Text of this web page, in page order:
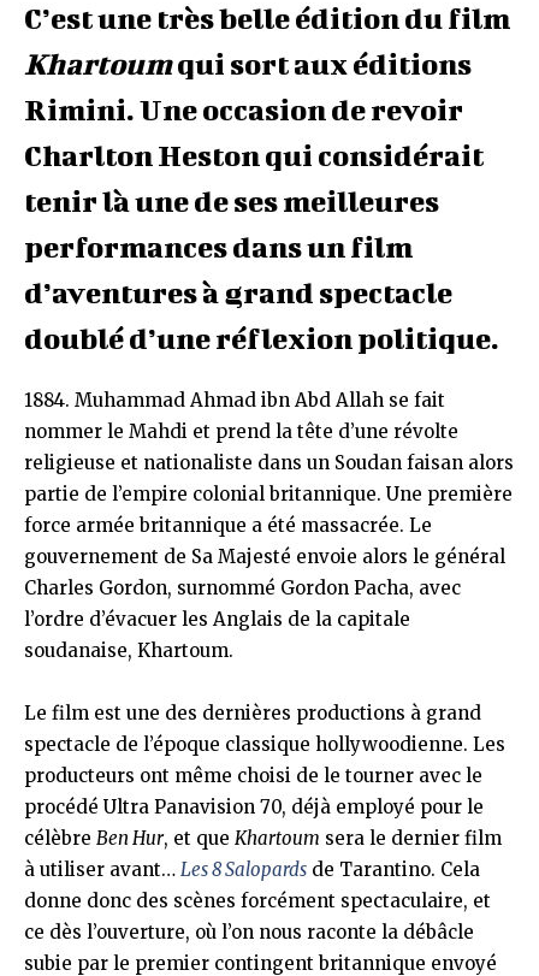
C’est une très belle édition du film
Khartoumqui sort aux éditions
Rimini. Une occasion de revoir
Charlton Heston qui considérait
tenir là une de ses meilleures
performances dans un film
d’aventures à grand spectacle
doublé d’une réflexion politique.
1884. Muhammad Ahmad ibn Abd Allah se fait
nommer le Mahdi et prend la tête d’une révolte
religieuse et nationaliste dans un Soudan faisan alors
partie de l’empire colonial britannique. Une première
force armée britannique a été massacrée. Le
gouvernement de Sa Majesté envoie alors le général
Charles Gordon, surnommé Gordon Pacha, avec
l’ordre d’évacuer les Anglais de la capitale
soudanaise, Khartoum.
Le film est une des dernières productions à grand
spectacle de l’époque classique hollywoodienne. Les
producteurs ont même choisi de le tourner avec le
procédé Ultra Panavision 70, déjà employé pour le
célèbre Ben Hur, et que Khartoum sera le dernier film
à utiliser avant… Les 8 Salopards de Tarantino. Cela
donne donc des scènes forcément spectaculaire, et
ce dès l’ouverture, où l’on nous raconte la débâcle
subie par le premier contingent britannique envoyé